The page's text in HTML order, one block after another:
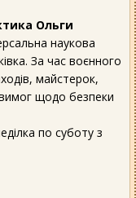
Ольги
наукова
За час воєнного
майстерок,
щодо безпеки
по суботу з